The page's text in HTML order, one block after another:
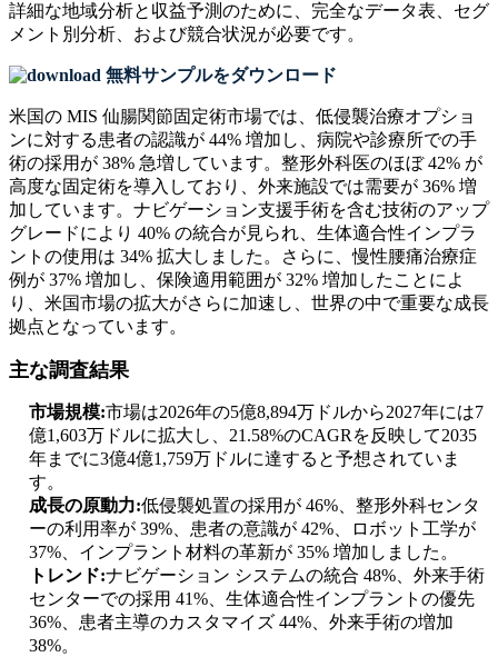
詳細な地域分析と収益予測のために、 完全なデータ表、セグ
メント別分析、および競合状況が必要です。
無料サンプルをダウンロード
米国の MIS 仙腸関節固定術市場では、低侵襲治療オプショ
ンに対する患者の認識が 44% 増加し、病院や診療所での手
術の採用が 38% 急増しています。整形外科医のほぼ 42% が
高度な固定術を導入しており、外来施設では需要が 36% 増
加しています。ナビゲーション支援手術を含む技術のアップ
グレードにより 40% の統合が見られ、生体適合性インプラ
ントの使用は 34% 拡大しました。さらに、慢性腰痛治療症
例が 37% 増加し、保険適用範囲が 32% 増加したことによ
り、米国市場の拡大がさらに加速し、世界の中で重要な成長
拠点となっています。
主な調査結果
市場規模:市場は2026年の5億8,894万ドルから2027年には7
億1,603万ドルに拡大し、21.58%のCAGRを反映して2035
年までに3億4億1,759万ドルに達すると予想されていま
す。
成長の原動力:低侵襲処置の採用が 46%、整形外科センタ
ーの利用率が 39%、患者の意識が 42%、ロボット工学が
37%、インプラント材料の革新が 35% 増加しました。
トレンド:ナビゲーション システムの統合 48%、外来手術
センターでの採用 41%、生体適合性インプラントの優先
36%、患者主導のカスタマイズ 44%、外来手術の増加
38%。